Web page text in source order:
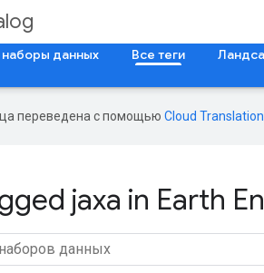
наборы данных Все теги
переведена с помощью Cloud Translation
jaxa in Earth